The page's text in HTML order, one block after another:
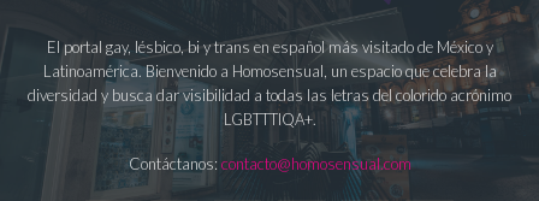
El portal gay, lésbico, bi y trans en español más visitado de México y
Latinoamérica. Bienvenido a Homosensual, un espacio que celebra la
diversidad y busca dar visibilidad a todas las letras del colorido acrónimo
LGBTTTIQA+.
Contáctanos: contacto@homosensual.com